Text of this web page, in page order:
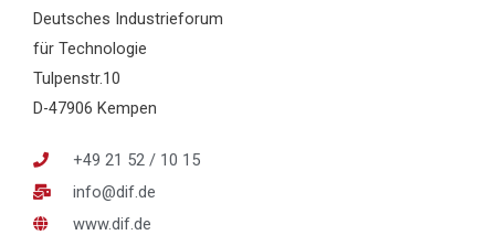
Deutsches Industrieforum
für Technologie
Tulpenstr.10
D-47906 Kempen
+49 21 52 / 10 15
info@dif.de
www.dif.de